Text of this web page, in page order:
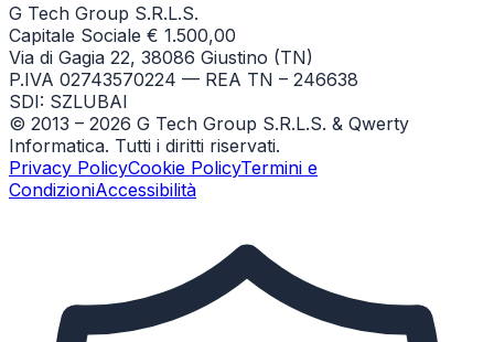
G Tech Group S.R.L.S.
Capitale Sociale € 1.500,00
Via di Gagia 22, 38086 Giustino (TN)
P.IVA 02743570224 — REA TN – 246638
SDI: SZLUBAI
© 2013 – 2026 G Tech Group S.R.L.S. & Qwerty
Informatica. Tutti i diritti riservati.
Privacy PolicyCookie PolicyTermini e
CondizioniAccessibilità